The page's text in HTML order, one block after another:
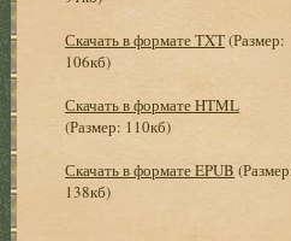
Скачать в формате TXT(Размер:
106кб)
Скачать в формате HTML
(Размер: 110кб)
Скачать в формате EPUB
138кб)